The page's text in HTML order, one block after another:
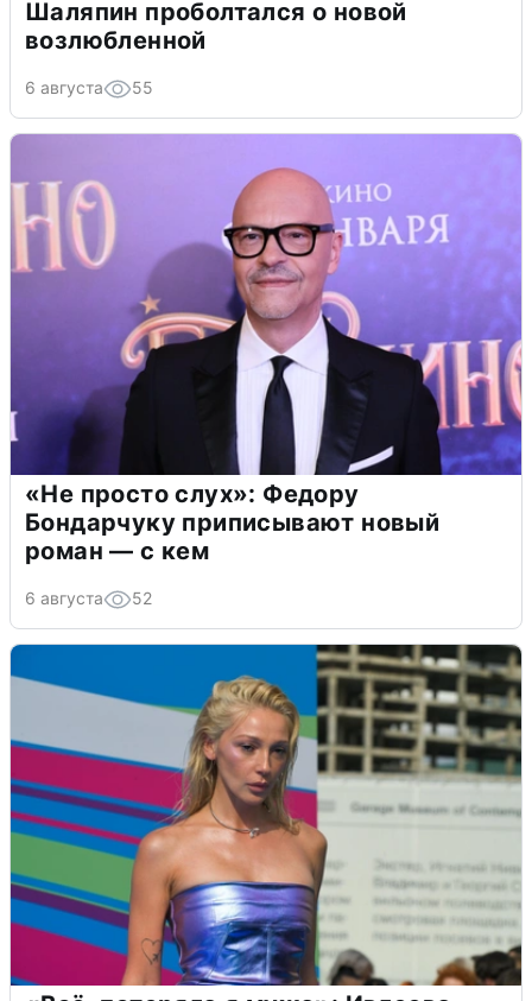
Шаляпин проболтался о новой
возлюбленной
6 августа 55
«Не просто слух»: Федору
Бондарчуку приписывают новый
роман — с кем
6 августа 52